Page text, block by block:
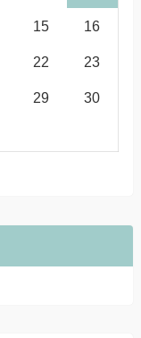
15 16
22 23
29 30